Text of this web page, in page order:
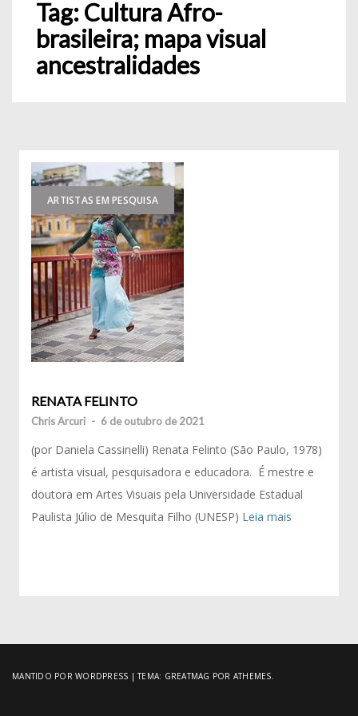
Tag:Cultura Afro-
brasileira; mapa visual
ancestralidades
ARTISTAS EM PESQUISA
RENATA FELINTO
Chris Arcuri - 6 de outubro de 2021
(por Daniela Cassinelli) Renata Felinto (São Paulo, 1978)
é artista visual, pesquisadora e educadora. É mestre e
doutora em Artes Visuais pela Universidade Estadual
Paulista Júlio de Mesquita Filho (UNESP) Leia mais
MANTIDO POR WORDPRESS |TEMA: GREATMAG POR ATHEMES.